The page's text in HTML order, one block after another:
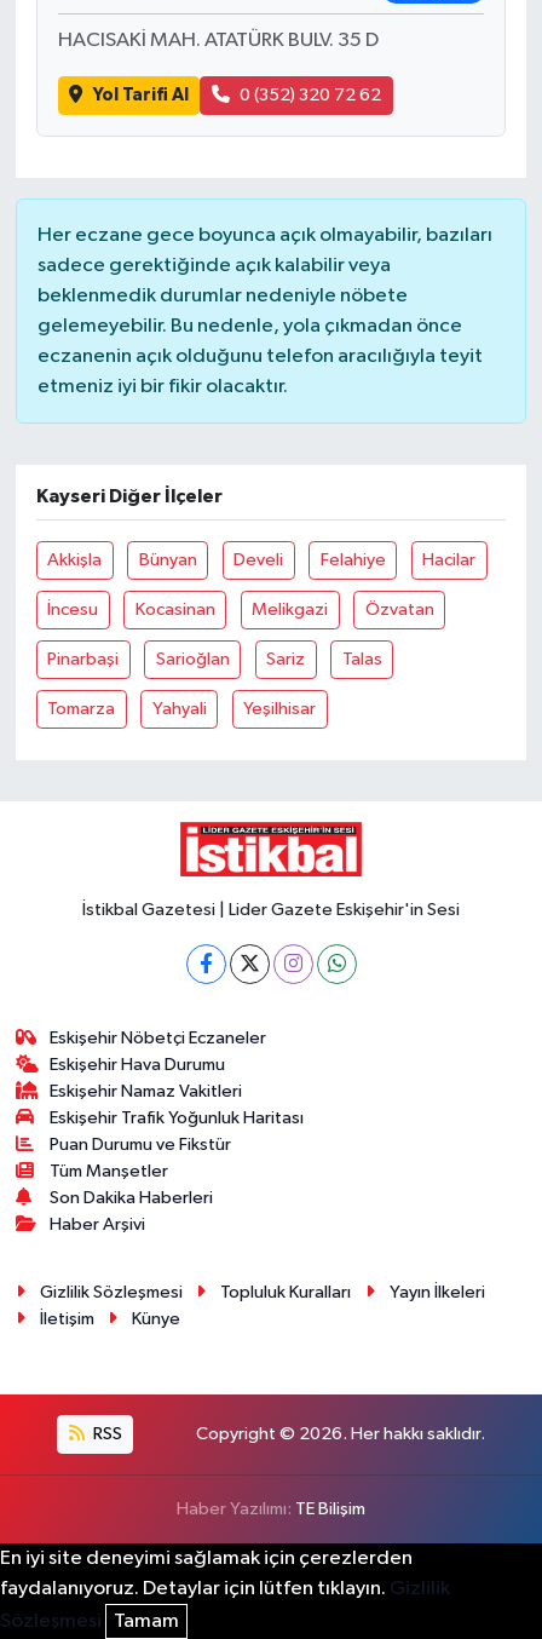
HACISAKİ MAH. ATATÜRK BULV. 35 D
Yol Tarifi Al 0 (352) 320 72 62
Her eczane gece boyunca açık olmayabilir, bazıları
sadece gerektiğinde açık kalabilir veya
beklenmedik durumlar nedeniyle nöbete
gelemeyebilir. Bu nedenle, yola çıkmadan önce
eczanenin açık olduğunu telefon aracılığıyla teyit
etmeniz iyi bir fikir olacaktır.
Kayseri Diğer İlçeler
Akkişla Bünyan Develi Felahiye Hacilar
İncesu Kocasinan Melikgazi Özvatan
Pinarbaşi Sarioğlan Sariz Talas
Tomarza Yahyali Yeşilhisar
İstikbal Gazetesi | Lider Gazete Eskişehir'in Sesi
Eskişehir Nöbetçi Eczaneler
Eskişehir Hava Durumu
Eskişehir Namaz Vakitleri
Eskişehir Trafik Yoğunluk Haritası
Puan Durumu ve Fikstür
Tüm Manşetler
Son Dakika Haberleri
Haber Arşivi
Gizlilik Sözleşmesi Topluluk Kuralları
Yayın İlkeleri
İletişim
Künye
RSS Copyright © 2026. Her hakkı saklıdır.
Haber Yazılımı: TE Bilişim
En iyi site deneyimi sağlamak için çerezlerden
faydalanıyoruz. Detaylar için lütfen tıklayın. Gizlilik
Sözleşmesi
Tamam